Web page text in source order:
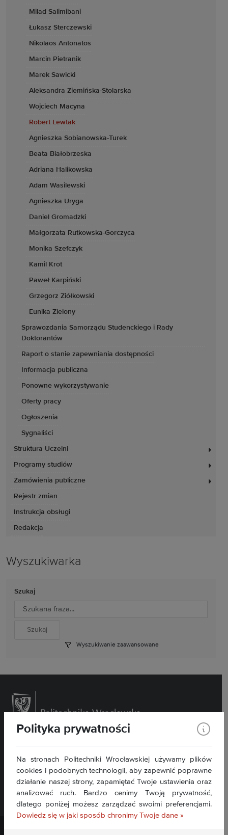
Milad Salimibani
Łukasz Sterczewski
Nikolaos Antonatos
Marcin Pietranik
Marek Sawicki
Aleksandra Ziemińska-Stolarska
Wojciech Macyna
Robert Lewtak
Agnieszka Sobianowska-Turek
Beata Białobrzeska
Adriana Halikowska
Adam Wasilewski
Agnieszka Uryga
Daniel Gromadzki
Małgorzata Rutkowska-Gorczyca
Monika Szefczyk
Kamil Krot
Paweł Karpiński
Grzegorz Ziółkowski
Eunika Zielony
Sprawozdania Samorządu Studenckiego i Rady
Doktorantów
Raport o stanie zapewniania dostępności
Informacja publiczna
Ponowne wykorzystywanie
Oferty pracy
Ogłoszenia
Sygnaliści
Struktura Uczelni
Programy studiów
Zamówienia publiczne
Rejestr zmian
Instrukcja obsługi
Redakcja
Wyszukiwarka
Szukaj
Wyszukiwanie zaawansowane
Kontakt »
Deklaracja dostępności BIP »
Polityka prywatności
Na stronach Politechniki Wrocławskiej używamy plików
cookies i podobnych technologii, aby zapewnić poprawne
działanie naszej strony, zapamiętać Twoje ustawienia oraz
analizować ruch. Bardzo cenimy Twoją prywatność,
dlatego poniżej możesz zarządzać swoimi preferencjami.
Dowiedz się w jaki sposób chronimy Twoje dane »